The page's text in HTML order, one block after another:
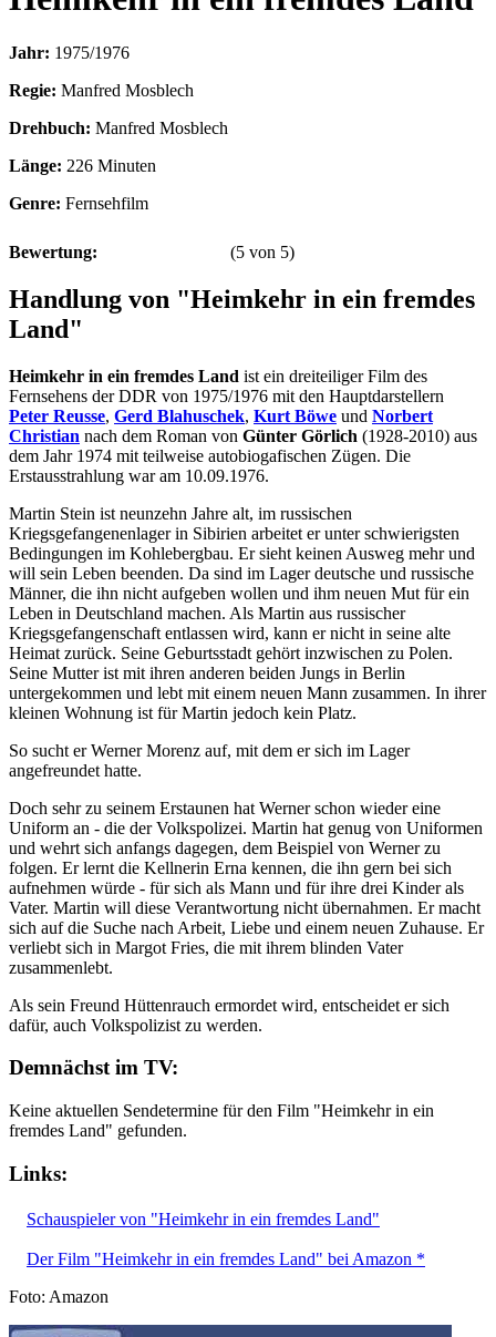
Jahr: 1975/1976
Regie: Manfred Mosblech
Drehbuch: Manfred Mosblech
Länge: 226 Minuten
Genre: Fernsehfilm
Bewertung: (5 von 5)
Handlung von "Heimkehr in ein fremdes
Land"
Heimkehr in ein fremdes Land ist ein dreiteiliger Film des
Fernsehens der DDR von 1975/1976 mit den Hauptdarstellern
Peter Reusse, Gerd Blahuschek, Kurt Böwe und Norbert
Christian nach dem Roman von Günter Görlich (1928-2010) aus
dem Jahr 1974 mit teilweise autobiogafischen Zügen. Die
Erstausstrahlung war am 10.09.1976.
Martin Stein ist neunzehn Jahre alt, im russischen
Kriegsgefangenenlager in Sibirien arbeitet er unter schwierigsten
Bedingungen im Kohlebergbau. Er sieht keinen Ausweg mehr und
will sein Leben beenden. Da sind im Lager deutsche und russische
Männer, die ihn nicht aufgeben wollen und ihm neuen Mut für ein
Leben in Deutschland machen. Als Martin aus russischer
Kriegsgefangenschaft entlassen wird, kann er nicht in seine alte
Heimat zurück. Seine Geburtsstadt gehört inzwischen zu Polen.
Seine Mutter ist mit ihren anderen beiden Jungs in Berlin
untergekommen und lebt mit einem neuen Mann zusammen. In ihrer
kleinen Wohnung ist für Martin jedoch kein Platz.
So sucht er Werner Morenz auf, mit dem er sich im Lager
angefreundet hatte.
Doch sehr zu seinem Erstaunen hat Werner schon wieder eine
Uniform an - die der Volkspolizei. Martin hat genug von Uniformen
und wehrt sich anfangs dagegen, dem Beispiel von Werner zu
folgen. Er lernt die Kellnerin Erna kennen, die ihn gern bei sich
aufnehmen würde - für sich als Mann und für ihre drei Kinder als
Vater. Martin will diese Verantwortung nicht übernahmen. Er macht
sich auf die Suche nach Arbeit, Liebe und einem neuen Zuhause. Er
verliebt sich in Margot Fries, die mit ihrem blinden Vater
zusammenlebt.
Als sein Freund Hüttenrauch ermordet wird, entscheidet er sich
dafür, auch Volkspolizist zu werden.
Demnächst im TV:
Keine aktuellen Sendetermine für den Film "Heimkehr in ein
fremdes Land" gefunden.
Links:
Schauspieler von "Heimkehr in ein fremdes Land"
Der Film "Heimkehr in ein fremdes Land" bei Amazon *
Foto: Amazon